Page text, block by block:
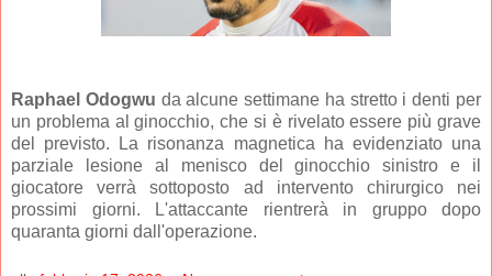
Raphael Odogwu da alcune settimane ha stretto i denti per
un problema al ginocchio, che si è rivelato essere più grave
del previsto. La risonanza magnetica ha evidenziato una
parziale lesione al menisco del ginocchio sinistro e il
giocatore verrà sottoposto ad intervento chirurgico nei
prossimi giorni. L'attaccante rientrerà in gruppo dopo
quaranta giorni dall'operazione.